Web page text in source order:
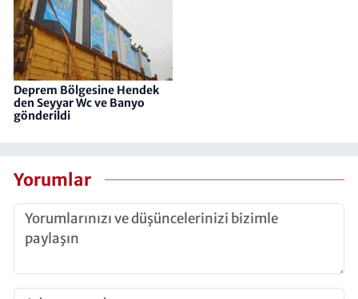
Deprem Bölgesine Hendek
den Seyyar Wc ve Banyo
gönderildi
Yorumlar